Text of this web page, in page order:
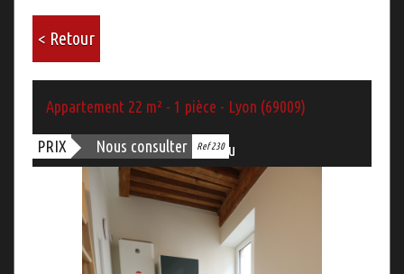
< Retour
Appartement 22 m² - 1 pièce - Lyon (69009)
PRIX Nous consulter Ref 230
Bien vendu